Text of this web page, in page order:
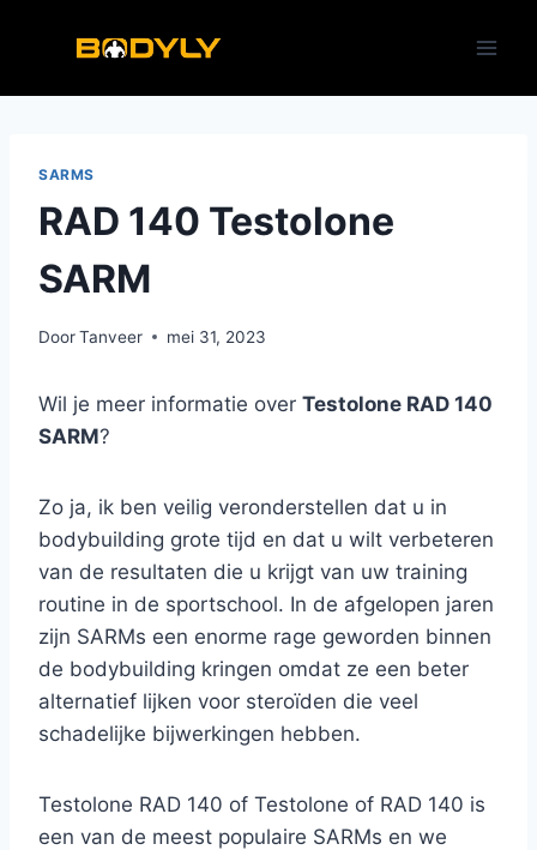
SARMS
RAD 140 Testolone
SARM
DoorTanveer mei 31, 2023
Wil je meer informatie over Testolone RAD 140
SARM?
Zo ja, ik ben veilig veronderstellen dat u in
bodybuilding grote tijd en dat u wilt verbeteren
van de resultaten die u krijgt van uw training
routine in de sportschool. In de afgelopen jaren
zijn SARMs een enorme rage geworden binnen
de bodybuilding kringen omdat ze een beter
alternatief lijken voor steroïden die veel
schadelijke bijwerkingen hebben.
Testolone RAD 140 of Testolone of RAD 140 is
een van de meest populaire SARMs en we